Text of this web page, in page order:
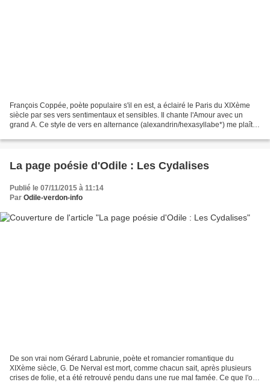
François Coppée, poète populaire s'il en est, a éclairé le Paris du XIXème
siècle par ses vers sentimentaux et sensibles. Il chante l'Amour avec un
grand A. Ce style de vers en alternance (alexandrin/hexasyllabe*) me plaît
La page poésie d'Odile : Les Cydalises
Publié le 07/11/2015 à 11:14
Par Odile-verdon-info
De son vrai nom Gérard Labrunie, poète et romancier romantique du
XIXème siècle, G. De Nerval est mort, comme chacun sait, après plusieurs
crises de folie, et a été retrouvé pendu dans une rue mal famée. Ce que l'on